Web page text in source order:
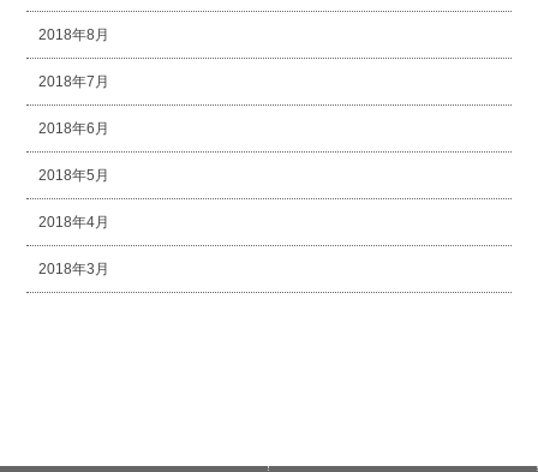
2018年8月
2018年7月
2018年6月
2018年5月
2018年4月
2018年3月